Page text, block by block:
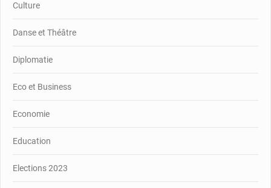
Culture
Danse et Théâtre
Diplomatie
Eco et Business
Economie
Education
Elections 2023